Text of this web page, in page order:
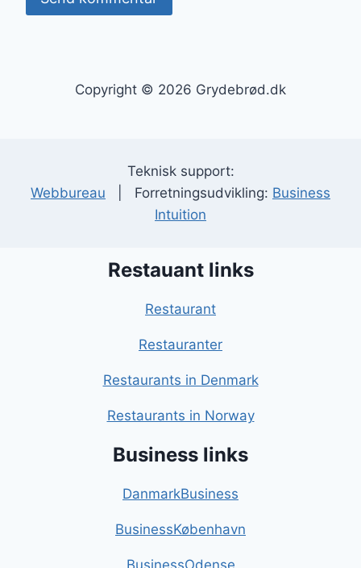
Copyright © 2026 Grydebrød.dk
Teknisk support:
Webbureau | Forretningsudvikling: Business
Intuition
Restauant links
Restaurant
Restauranter
Restaurants in Denmark
Restaurants in Norway
Business links
DanmarkBusiness
BusinessKøbenhavn